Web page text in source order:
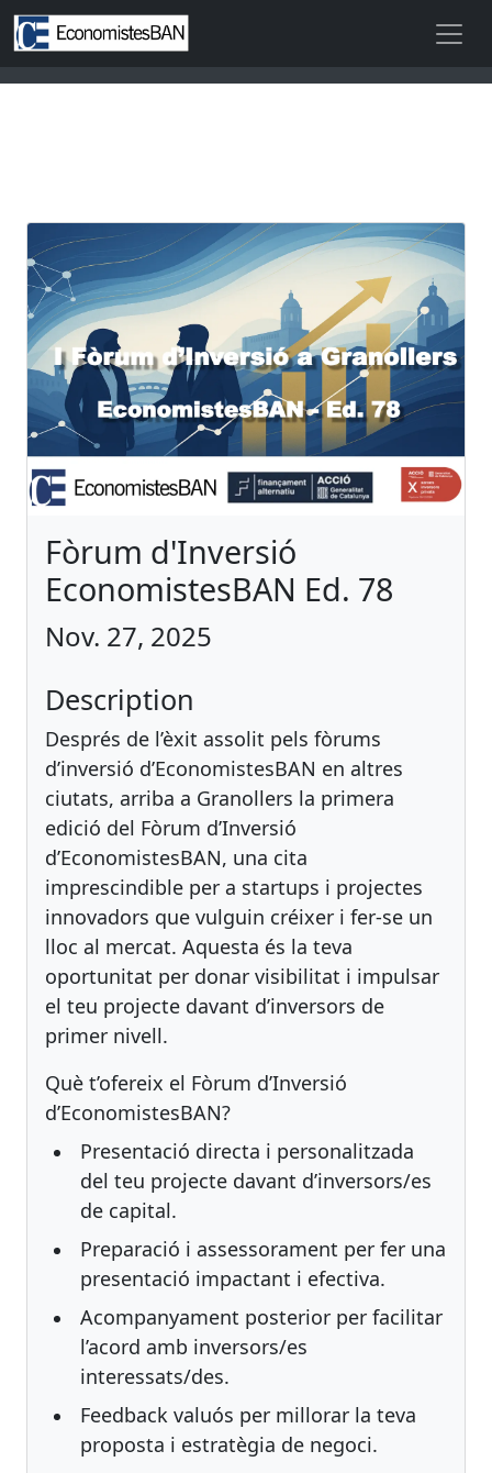
Fòrum d'Inversió
EconomistesBAN Ed. 78
Nov. 27, 2025
Description
Després de l’èxit assolit pels fòrums
d’inversió d’EconomistesBAN en altres
ciutats, arriba a Granollers la primera
edició del Fòrum d’Inversió
d’EconomistesBAN, una cita
imprescindible per a startups i projectes
innovadors que vulguin créixer i fer-se un
lloc al mercat. Aquesta és la teva
oportunitat per donar visibilitat i impulsar
el teu projecte davant d’inversors de
primer nivell.
Què t’ofereix el Fòrum d’Inversió
d’EconomistesBAN?
Presentació directa i personalitzada
del teu projecte davant d’inversors/es
de capital.
Preparació i assessorament per fer una
presentació impactant i efectiva.
Acompanyament posterior per facilitar
l’acord amb inversors/es
interessats/des.
Feedback valuós per millorar la teva
proposta i estratègia de negoci.